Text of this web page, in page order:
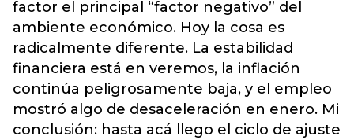
factor el principal “factor negativo” del
ambiente económico. Hoy la cosa es
radicalmente diferente. La estabilidad
financiera está en veremos, la inflación
continúa peligrosamente baja, y el empleo
mostró algo de desaceleración en enero. Mi
conclusión: hasta acá llego el ciclo de ajuste